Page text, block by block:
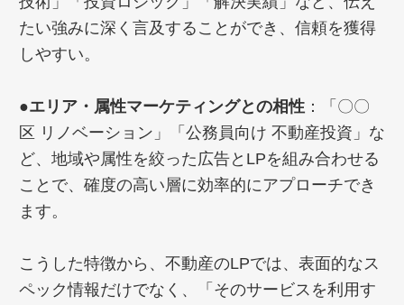
たい強みに深く言及することができ、信頼を獲得
しやすい。
●エリア・属性マーケティングとの相性 ：「〇〇
区 リノベーション」「公務員向け 不動産投資」な
ど、地域や属性を絞った広告とLPを組み合わせる
ことで、確度の高い層に効率的にアプローチでき
ます。
こうした特徴から、不動産のLPでは、表面的なス
ペック情報だけでなく、「そのサービスを利用す